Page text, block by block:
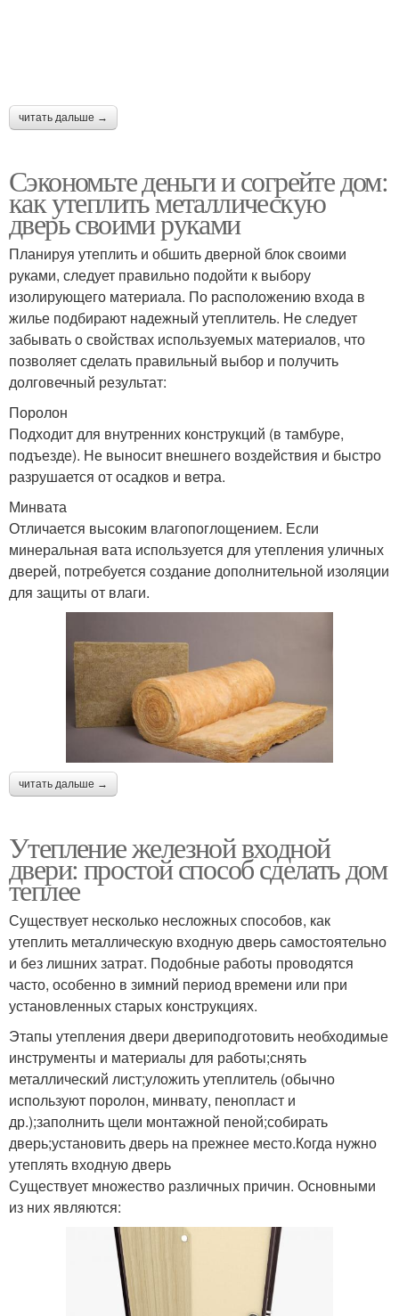
читать дальше →
Сэкономьте деньги и согрейте дом:
как утеплить металлическую
дверь своими руками
Планируя утеплить и обшить дверной блок своими
руками, следует правильно подойти к выбору
изолирующего материала. По расположению входа в
жилье подбирают надежный утеплитель. Не следует
забывать о свойствах используемых материалов, что
позволяет сделать правильный выбор и получить
долговечный результат:
Поролон
Подходит для внутренних конструкций (в тамбуре,
подъезде). Не выносит внешнего воздействия и быстро
разрушается от осадков и ветра.
Минвата
Отличается высоким влагопоглощением. Если
минеральная вата используется для утепления уличных
дверей, потребуется создание дополнительной изоляции
для защиты от влаги.
читать дальше →
Утепление железной входной
двери: простой способ сделать дом
теплее
Существует несколько несложных способов, как
утеплить металлическую входную дверь самостоятельно
и без лишних затрат. Подобные работы проводятся
часто, особенно в зимний период времени или при
установленных старых конструкциях.
Этапы утепления двери двериподготовить необходимые
инструменты и материалы для работы;снять
металлический лист;уложить утеплитель (обычно
используют поролон, минвату, пенопласт и
др.);заполнить щели монтажной пеной;собирать
дверь;установить дверь на прежнее место.Когда нужно
утеплять входную дверь
Существует множество различных причин. Основными
из них являются: